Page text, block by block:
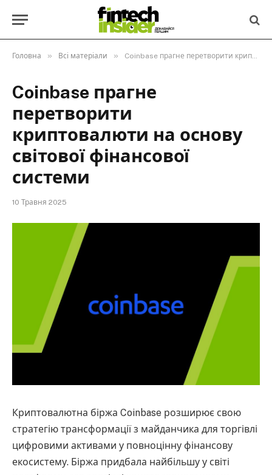
Головна » Всі матеріали » Coinbase прагне перетворити криптовалюти на основу світової фінансової системи
Coinbase прагне
перетворити
криптовалюти на основу
світової фінансової
системи
10 Травня 2025
Криптовалютна біржа Coinbase розширює свою
стратегію трансформації з майданчика для торгівлі
цифровими активами у повноцінну фінансову
екосистему. Біржа придбала найбільшу у світі